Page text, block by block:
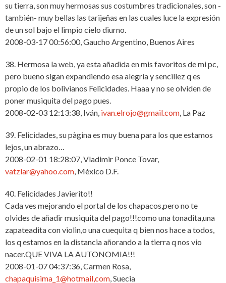
su tierra, son muy hermosas sus costumbres tradicionales, son -
también- muy bellas las tarijeñas en las cuales luce la expresión
de un sol bajo el limpio cielo diurno.
2008-03-17 00:56:00, Gaucho Argentino, Buenos Aires
38. Hermosa la web, ya esta añadida en mis favoritos de mi pc,
pero bueno sigan expandiendo esa alegría y sencillez q es
propio de los bolivianos Felicidades. Haaa y no se olviden de
poner musiquita del pago pues.
2008-02-03 12:13:38, Iván, ivan.elrojo@gmail.com, La Paz
39. Felicidades, su pàgina es muy buena para los que estamos
lejos, un abrazo…
2008-02-01 18:28:07, Vladimir Ponce Tovar,
vatzlar@yahoo.com, Mèxico D.F.
40. Felicidades Javierito!!
Cada ves mejorando el portal de los chapacos,pero no te
olvides de añadir musiquita del pago!!!como una tonadita,una
zapateadita con violin,o una cuequita q bien nos hace a todos,
los q estamos en la distancia añorando a la tierra q nos vio
nacer.QUE VIVA LA AUTONOMIA!!!
2008-01-07 04:37:36, Carmen Rosa,
chapaquisima_1@hotmail,com, Suecia